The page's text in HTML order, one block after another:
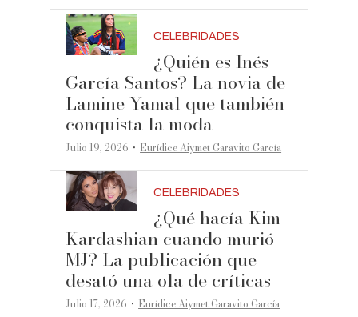
CELEBRIDADES
¿Quién es Inés
García Santos? La novia de
Lamine Yamal que también
conquista la moda
Julio 19, 2026 ·Eurídice Aiymet Garavito García
CELEBRIDADES
¿Qué hacía Kim
Kardashian cuando murió
MJ? La publicación que
desató una ola de críticas
Julio 17, 2026 ·Eurídice Aiymet Garavito García